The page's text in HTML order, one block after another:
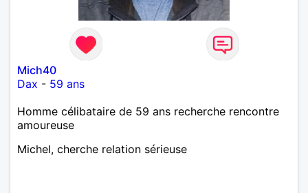
Mich40
Dax - 59 ans
Homme célibataire de 59 ans recherche rencontre
amoureuse
Michel, cherche relation sérieuse